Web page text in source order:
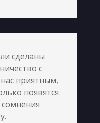
сделаны
с
приятным,
появятся